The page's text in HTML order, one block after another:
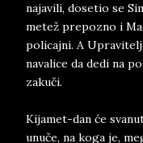
najavili, dosetio se
metež prepozno i
policajni. A Upravitelj
navalice da dedi na
zakuči.
Kijamet-dan će
unuče, na koga je,